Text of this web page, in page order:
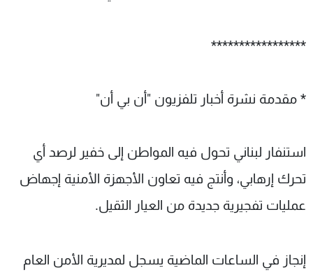
*****************
* مقدمة نشرة أخبار تلفزيون "أن بي أن"
استنفار لبناني تحول فيه المواطن إلى خفير لرصد أي
تحرك إرهابي، وأنتج فيه تعاون الأجهزة الأمنية إجهاض
عمليات تفجيرية جديدة من العيار الثقيل.
إنجاز في الساعات الماضية يسجل لمديرية الأمن العام